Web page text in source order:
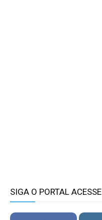
SIGA O PORTAL ACESSE